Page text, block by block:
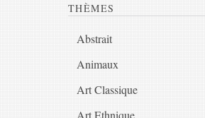
THÈMES
Abstrait
Animaux
Art Classique
Art Ethnique